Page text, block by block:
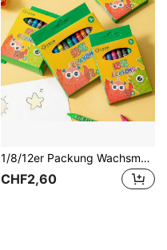
1/8/12er Packung Wachsmalstifte mit Monster-Muster, fleckenfrei, für Kinder und Kindergartenbedarf, zum Malen, Buntstifte, Farbstifte, Schulanfangszubehör, Weihnachtsbedarf, zur Förderung der Intelligenz
CHF2,60